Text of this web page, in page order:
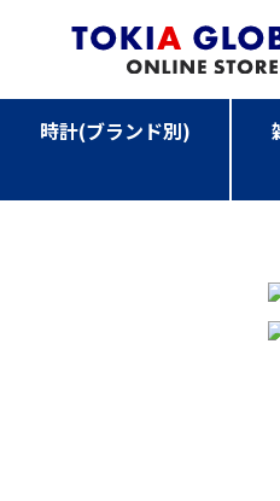
時計(ブランド別)